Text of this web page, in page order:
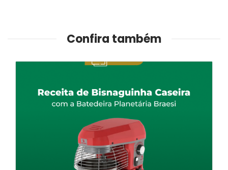
Confira também